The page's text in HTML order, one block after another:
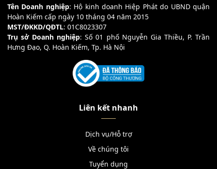
Tên Doanh nghiệp: Hộ kinh doanh Hiệp Phát do UBND quận
Hoàn Kiếm cấp ngày 10 tháng 04 năm 2015
MST/ĐKKD/QĐTL: 01C8023307
Trụ sở Doanh nghiệp: Số 01 phố Nguyễn Gia Thiều, P. Trần
Hưng Đạo, Q. Hoàn Kiếm, Tp. Hà Nội
Liên kết nhanh
Dịch vụ/Hỗ trợ
Về chúng tôi
Tuyển dụng